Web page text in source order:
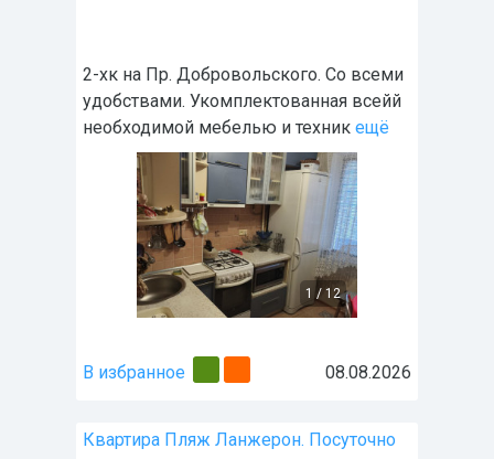
2-хк на Пр. Добровольского. Со всеми
удобствами. Укомплектованная всейй
необходимой мебелью и техник ещё
1 / 12
В избранное 08.08.2026
Квартира Пляж Ланжерон. Посуточно